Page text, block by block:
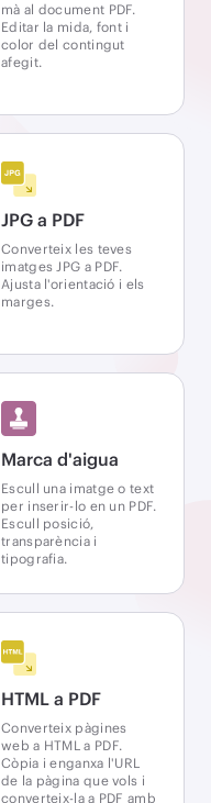
mà al document PDF.
Editar la mida, font i
color del contingut
afegit.
JPG a PDF
Converteix les teves
imatges JPG a PDF.
Ajusta l'orientació i els
marges.
Marca d'aigua
Escull una imatge o text
per inserir-lo en un PDF.
Escull posició,
transparència i
tipografia.
HTML a PDF
Converteix pàgines
web a HTML a PDF.
Còpia i enganxa l'URL
de la pàgina que vols i
converteix-la a PDF amb